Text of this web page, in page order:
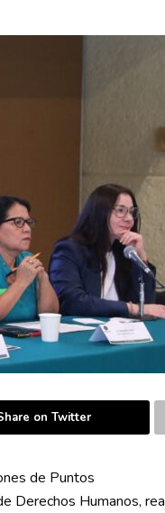
on Twitter
de Puntos
Derechos Humanos,